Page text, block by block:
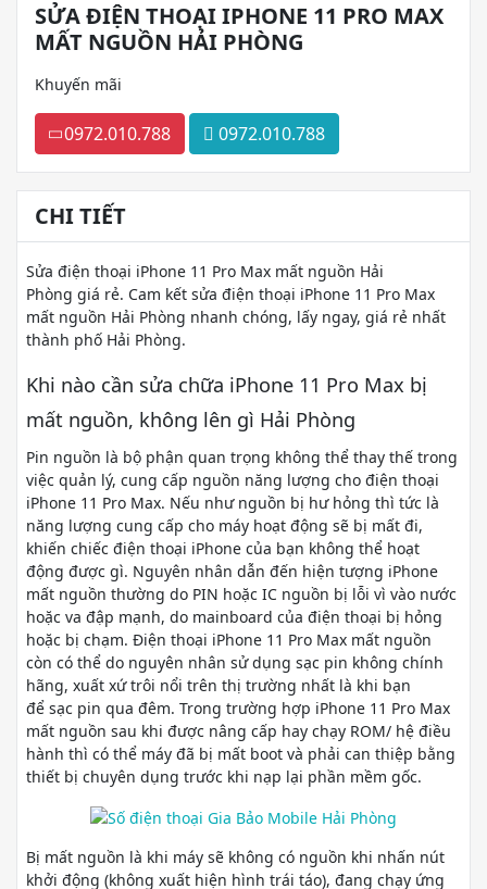
SỬA ĐIỆN THOẠI IPHONE 11 PRO MAX
MẤT NGUỒN HẢI PHÒNG
Khuyến mãi
0972.010.788 0972.010.788
CHI TIẾT
Sửa điện thoại iPhone 11 Pro Max mất nguồn Hải
Phòng giá rẻ. Cam kết sửa điện thoại iPhone 11 Pro Max
mất nguồn Hải Phòng nhanh chóng, lấy ngay, giá rẻ nhất
thành phố Hải Phòng.
Khi nào cần sửa chữa iPhone 11 Pro Max bị
mất nguồn, không lên gì Hải Phòng
Pin nguồn là bộ phận quan trọng không thể thay thế trong
việc quản lý, cung cấp nguồn năng lượng cho điện thoại
iPhone 11 Pro Max. Nếu như nguồn bị hư hỏng thì tức là
năng lượng cung cấp cho máy hoạt động sẽ bị mất đi,
khiến chiếc điện thoại iPhone của bạn không thể hoạt
động được gì. Nguyên nhân dẫn đến hiện tượng iPhone
mất nguồn thường do PIN hoặc IC nguồn bị lỗi vì vào nước
hoặc va đập mạnh, do mainboard của điện thoại bị hỏng
hoặc bị chạm. Điện thoại iPhone 11 Pro Max mất nguồn
còn có thể do nguyên nhân sử dụng sạc pin không chính
hãng, xuất xứ trôi nổi trên thị trường nhất là khi bạn
để sạc pin qua đêm. Trong trường hợp iPhone 11 Pro Max
mất nguồn sau khi được nâng cấp hay chạy ROM/ hệ điều
hành thì có thể máy đã bị mất boot và phải can thiệp bằng
thiết bị chuyên dụng trước khi nạp lại phần mềm gốc.
Bị mất nguồn là khi máy sẽ không có nguồn khi nhấn nút
khởi động (không xuất hiện hình trái táo), đang chạy ứng